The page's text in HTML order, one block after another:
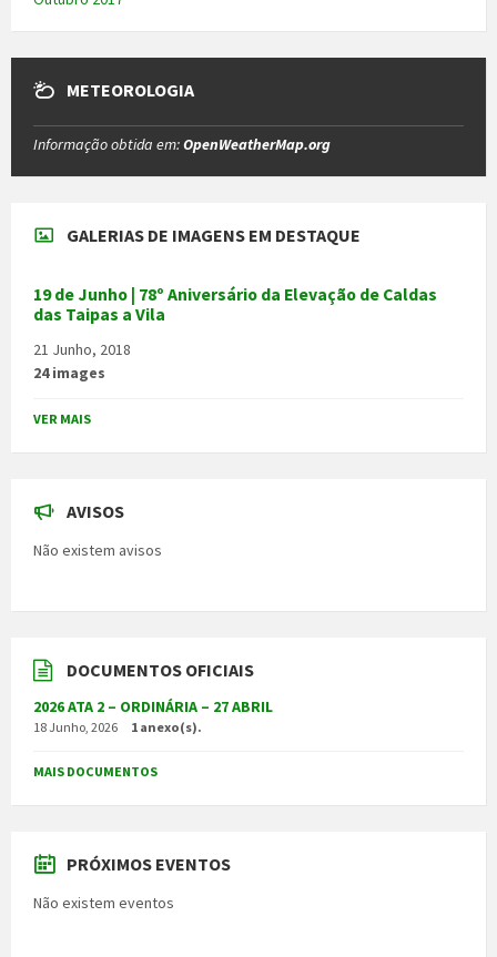
METEOROLOGIA
Informação obtida em:OpenWeatherMap.org
GALERIAS DE IMAGENS EM DESTAQUE
19 de Junho | 78º Aniversário da Elevação de Caldas
das Taipas a Vila
21 Junho, 2018
24 images
VER MAIS
AVISOS
Não existem avisos
DOCUMENTOS OFICIAIS
2026 ATA 2 – ORDINÁRIA – 27 ABRIL
18 Junho, 2026 1 anexo(s).
MAIS DOCUMENTOS
PRÓXIMOS EVENTOS
Não existem eventos